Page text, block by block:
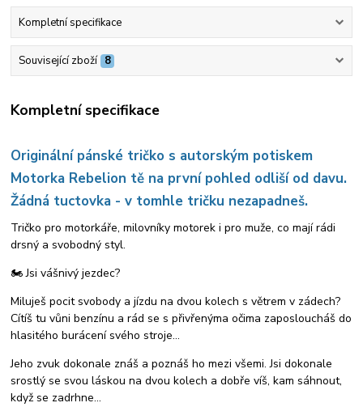
Kompletní specifikace
Související zboží 8
Kompletní specifikace
Originální pánské tričko s autorským potiskem
Motorka Rebelion tě na první pohled odliší od davu.
Žádná tuctovka - v tomhle tričku nezapadneš.
Tričko pro motorkáře, milovníky motorek i pro muže, co mají rádi
drsný a svobodný styl.
🏍️ Jsi vášnivý jezdec?
Miluješ pocit svobody a jízdu na dvou kolech s větrem v zádech?
Cítíš tu vůni benzínu a rád se s přivřenýma očima zaposloucháš do
hlasitého burácení svého stroje...
Jeho zvuk dokonale znáš a poznáš ho mezi všemi. Jsi dokonale
srostlý se svou láskou na dvou kolech a dobře víš, kam sáhnout,
když se zadrhne...